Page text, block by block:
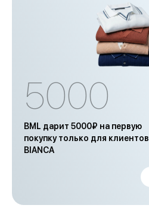
5000
BML дарит 5000₽ на первую
покупку только для клиентов
BIANCA